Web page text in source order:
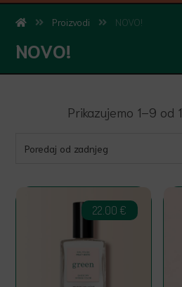
Proizvodi NOVO!
NOVO!
Prikazujemo 1–9 od
22.00 €